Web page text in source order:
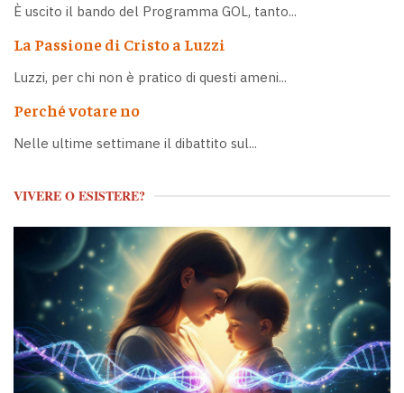
È uscito il bando del Programma GOL, tanto...
La Passione di Cristo a Luzzi
Luzzi, per chi non è pratico di questi ameni...
Perché votare no
Nelle ultime settimane il dibattito sul...
VIVERE O ESISTERE?